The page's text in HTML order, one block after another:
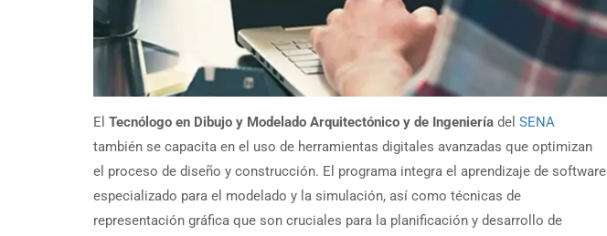
El Tecnólogo en Dibujo y Modelado Arquitectónico y de Ingeniería del SENA
también se capacita en el uso de herramientas digitales avanzadas que optimizan
el proceso de diseño y construcción. El programa integra el aprendizaje de software
especializado para el modelado y la simulación, así como técnicas de
representación gráfica que son cruciales para la planificación y desarrollo de